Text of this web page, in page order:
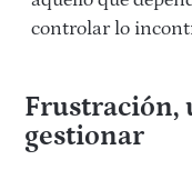
controlar lo
Frustración,
gestionar